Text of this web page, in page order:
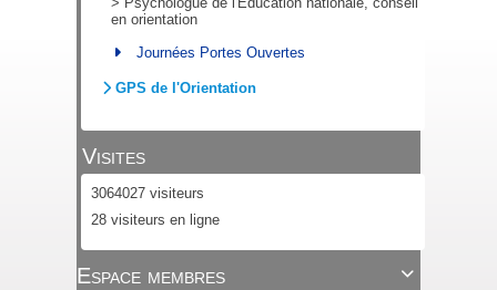
en orientation
Journées Portes Ouvertes
GPS de l'Orientation
Visites
3064027 visiteurs
28 visiteurs en ligne

Espace membres